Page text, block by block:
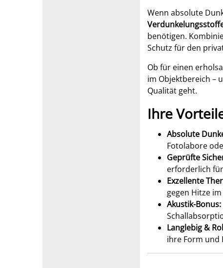
Wenn absolute
benötigen.
Schutz für den
Ob für einen
im Objektbereich –
Qualität geht.
Ihre
Absolute
Fotolabore
Geprüfte
erforderlich
Exzellente
gegen Hitze
Akustik-Bonus:
Langlebig &
ihre Form und